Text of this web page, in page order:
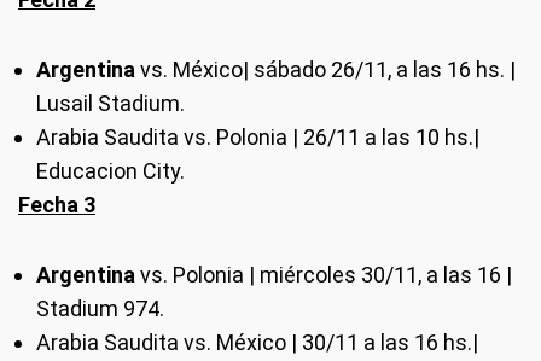
Argentina vs. México| sábado 26/11, a las 16 hs. |
Lusail Stadium.
Arabia Saudita vs. Polonia | 26/11 a las 10 hs.|
Educacion City.
Fecha 3
Argentina vs. Polonia | miércoles 30/11, a las 16 |
Stadium 974.
Arabia Saudita vs. México | 30/11 a las 16 hs.|